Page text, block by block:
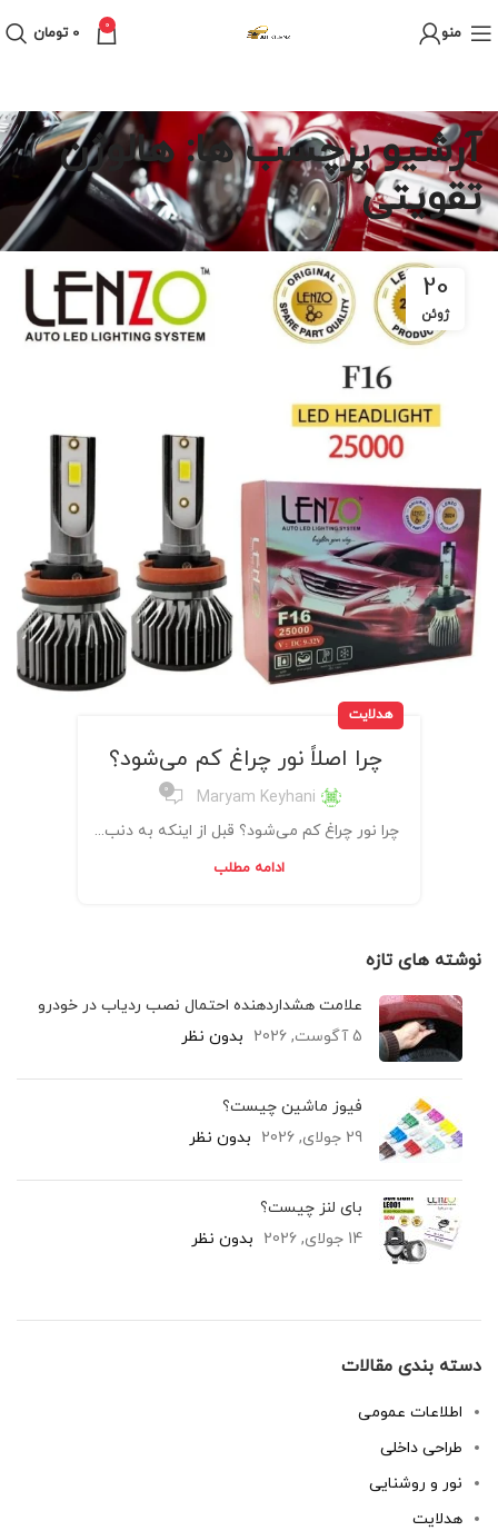
منو 0
0 تومان
آرشیو برچسب ها: هالوژن
تقویتی
20
ژوئن
هدلایت
چرا اصلاً نور چراغ کم می‌شود؟
Maryam Keyhani
0
چرا نور چراغ کم می‌شود؟ قبل از اینکه به دنب...
ادامه مطلب
نوشته های تازه
علامت هشداردهنده احتمال نصب ردیاب در خودرو
5 آگوست, 2026
بدون نظر
فیوز ماشین چیست؟
29 جولای, 2026
بدون نظر
بای لنز چیست؟
14 جولای, 2026
بدون نظر
دسته بندی مقالات
اطلاعات عمومی
طراحی داخلی
نور و روشنایی
هدلایت